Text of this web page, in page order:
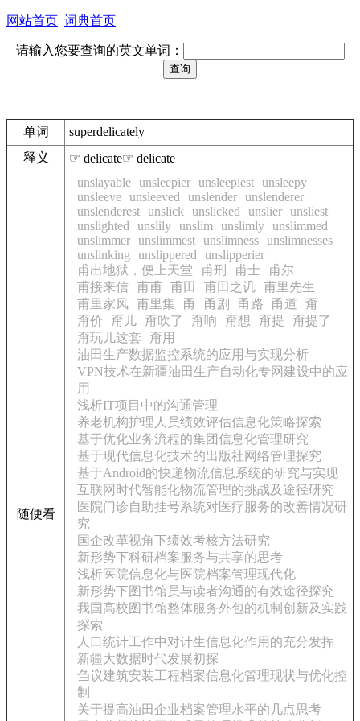
网站首页 词典首页
请输入您要查询的英文单词：
单词
superdelicately
释义
☞ delicate☞ delicate
随便看
unslayable unsleepier unsleepiest unsleepy
unsleeve unsleeved unslender unslenderer
unslenderest unslick unslicked unslier unsliest
unslighted
unslily unslim unslimly unslimmed
unslimmer unslimmest unslimness unslimnesses
unslinking
unslippered
unslipperier
甫出地狱，便上天堂
甫刑 甫士
甫尔
甫接来信 甫甫 甫田 甫田之讥 甫里先生
甫里家风 甫里集 甬 甬剧 甬路 甬道
甭
甭价
甭儿 甭吹了 甭响 甭想 甭提
甭提了
甭玩儿这套
甭用
油田生产数据监控系统的应用与实现分析
VPN技术在新疆油田生产自动化专网建设中的应
用
浅析IT项目中的沟通管理
养老机构护理人员绩效评估信息化策略探索
基于优化业务流程的集团信息化管理研究
基于现代信息化技术的出版社网络管理探究
基于Android的快递物流信息系统的研究与实现
互联网时代智能化物流管理的挑战及途径研究
医院门诊自助挂号系统对医疗服务的改善情况研
究
国企改革视角下绩效考核方法研究
新形势下科研档案服务与共享的思考
浅析医院信息化与医院档案管理现代化
新形势下图书馆员与读者沟通的有效途径探究
我国高校图书馆整体服务外包的机制创新及实践
探索
人口统计工作中对计生信息化作用的充分发挥
新疆大数据时代发展初探
刍议建筑安装工程档案信息化管理现状与优化控
制
关于提高油田企业档案管理水平的几点思考